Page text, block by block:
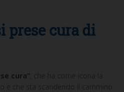
prese cura di
cura” , che ha come icona la
e che sta scandendo il cammino